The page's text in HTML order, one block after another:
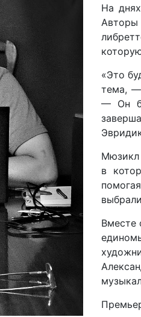
На
«Это
тема, —
— Он
Мюзикл
в
Вместе